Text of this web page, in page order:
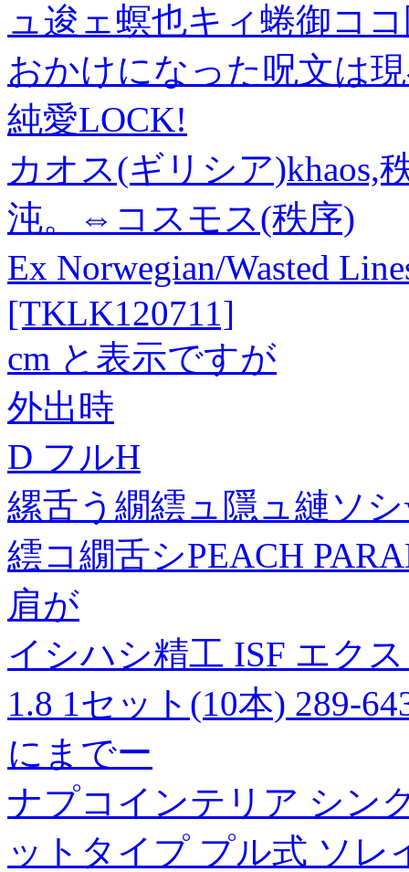
ュ逡ェ螟也キィ蜷御コ
おかけになった呪文は
純愛LOCK!
カオス(ギリシア)khaos,
沌。⇔コスモス(秩序)
Ex Norwegian/Wasted
[TKLK120711]
cm と表示ですが
外出時
D フルH
縲舌う繝繧ュ隱ュ縺ソ
繧コ繝舌シPEACH
肩が
イシハシ精工 ISF エク
1.8 1セット(10本) 289-
にまでー
ナプコインテリア シン
ットタイプ プル式 ソレ